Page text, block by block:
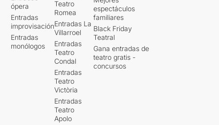
ópera
Entradas
improvisación
Entradas
monólogos
Teatro
Romea
Entradas La
Villarroel
Entradas
Teatro
Condal
Entradas
Teatro
Victòria
Entradas
Teatro
Apolo
espectáculos
familiares
Black Friday
Teatral
Gana entradas de
teatro gratis -
concursos